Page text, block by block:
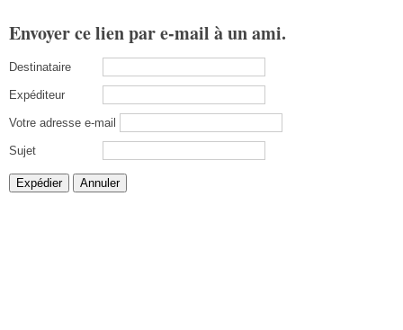
Envoyer ce lien par e-mail à un ami.
Destinataire
Expéditeur
Votre adresse e-mail
Sujet
Expédier Annuler